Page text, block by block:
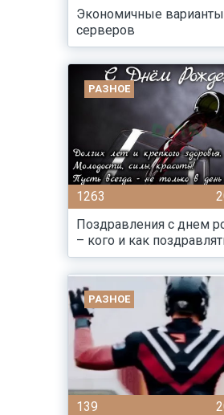
Экономичные
серверов
РАЗНОЕ
1263
Поздравления с днем
– кого и как
РАЗНОЕ
139